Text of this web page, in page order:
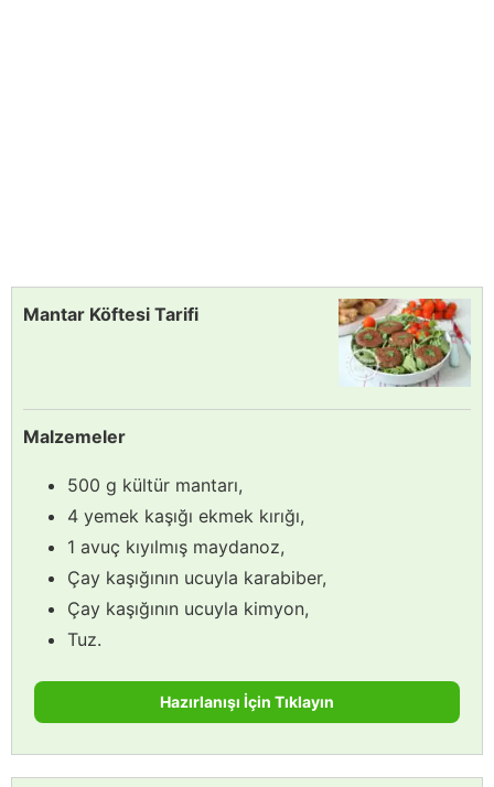
Mantar Köftesi Tarifi
Malzemeler
500 g kültür mantarı,
4 yemek kaşığı ekmek kırığı,
1 avuç kıyılmış maydanoz,
Çay kaşığının ucuyla karabiber,
Çay kaşığının ucuyla kimyon,
Tuz.
Hazırlanışı İçin Tıklayın